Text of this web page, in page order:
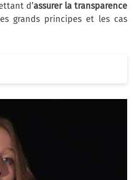
d’assurer la transparence
grands principes et les cas